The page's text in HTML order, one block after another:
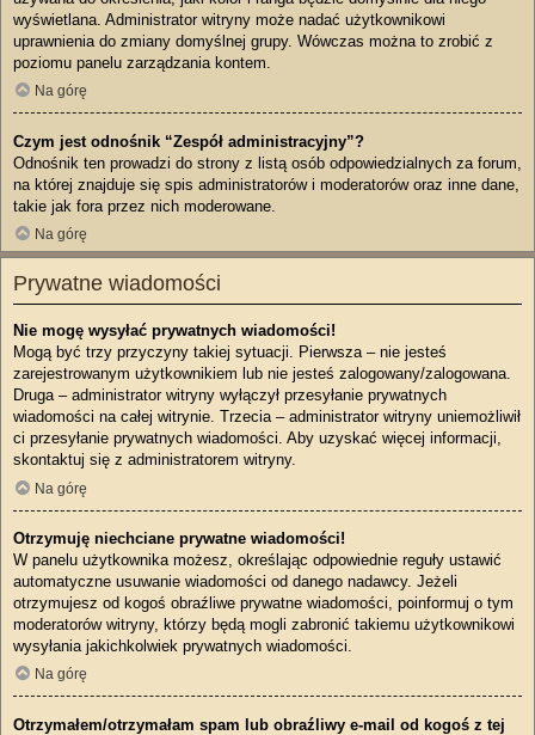
wyświetlana. Administrator witryny może nadać użytkownikowi
uprawnienia do zmiany domyślnej grupy. Wówczas można to zrobić z
poziomu panelu zarządzania kontem.
Na górę
Czym jest odnośnik “Zespół administracyjny”?
Odnośnik ten prowadzi do strony z listą osób odpowiedzialnych za forum,
na której znajduje się spis administratorów i moderatorów oraz inne dane,
takie jak fora przez nich moderowane.
Na górę
Prywatne wiadomości
Nie mogę wysyłać prywatnych wiadomości!
Mogą być trzy przyczyny takiej sytuacji. Pierwsza – nie jesteś
zarejestrowanym użytkownikiem lub nie jesteś zalogowany/zalogowana.
Druga – administrator witryny wyłączył przesyłanie prywatnych
wiadomości na całej witrynie. Trzecia – administrator witryny uniemożliwił
ci przesyłanie prywatnych wiadomości. Aby uzyskać więcej informacji,
skontaktuj się z administratorem witryny.
Na górę
Otrzymuję niechciane prywatne wiadomości!
W panelu użytkownika możesz, określając odpowiednie reguły ustawić
automatyczne usuwanie wiadomości od danego nadawcy. Jeżeli
otrzymujesz od kogoś obraźliwe prywatne wiadomości, poinformuj o tym
moderatorów witryny, którzy będą mogli zabronić takiemu użytkownikowi
wysyłania jakichkolwiek prywatnych wiadomości.
Na górę
Otrzymałem/otrzymałam spam lub obraźliwy e-mail od kogoś z tej